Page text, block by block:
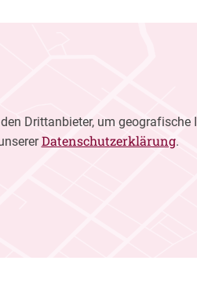
Drittanbieter, um
Datenschutzerklärung.